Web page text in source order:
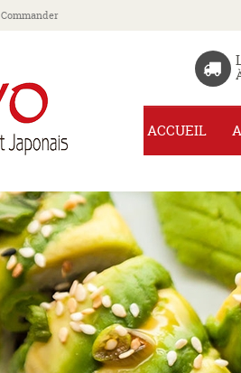
Commander
ACCUEIL